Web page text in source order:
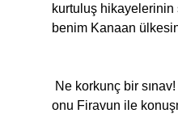
kurtuluş hikayelerinin
benim Kanaan
onu Firavun ile